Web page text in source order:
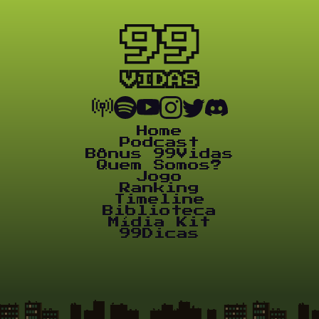
Home
Podcast
Bônus 99Vidas
Quem Somos?
Jogo
Ranking
Timeline
Biblioteca
Mídia Kit
99Dicas